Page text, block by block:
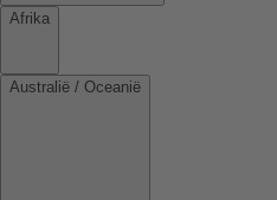
Afrika
Australië / Oceanië